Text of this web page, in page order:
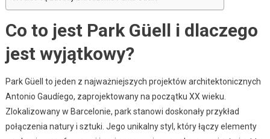
Co to jest Park Güell i dlaczego
jest wyjątkowy?
Park Güell to jeden z najważniejszych projektów architektonicznych
Antonio Gaudíego, zaprojektowany na początku XX wieku.
Zlokalizowany w Barcelonie, park stanowi doskonały przykład
połączenia natury i sztuki. Jego unikalny styl, który łączy elementy